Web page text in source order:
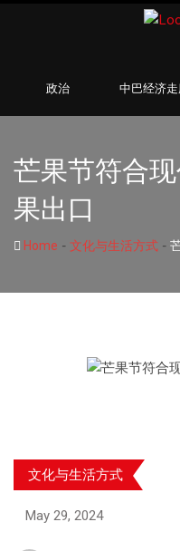
政治 中巴经济走
芒果节符合
果出口
Home - 文化与生活方式 -
文化与生活方式
May 29, 2024